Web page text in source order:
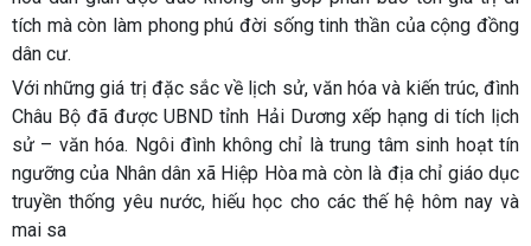
tích mà còn làm phong phú đời sống tinh thần của cộng đồng
dân cư.
Với những giá trị đặc sắc về lịch sử, văn hóa và kiến trúc, đình
Châu Bộ đã được UBND tỉnh Hải Dương xếp hạng di tích lịch
sử – văn hóa. Ngôi đình không chỉ là trung tâm sinh hoạt tín
ngưỡng của Nhân dân xã Hiệp Hòa mà còn là địa chỉ giáo dục
truyền thống yêu nước, hiếu học cho các thế hệ hôm nay và
mai sa